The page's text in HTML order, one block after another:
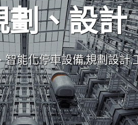
、設計
能化停車設備,規劃設計,